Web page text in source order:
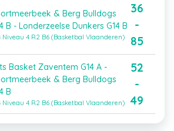
& Berg Bulldogs
B - Londerzeelse Dunkers G14 B
Niveau 4 R2 B6 (Basketbal Vlaanderen)
36
-
85
Basket Zaventem G14 A -
& Berg Bulldogs
B
Niveau 4 R2 B6 (Basketbal Vlaanderen)
52
-
49